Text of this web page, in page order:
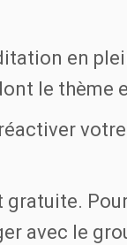
en
le thème
avec le